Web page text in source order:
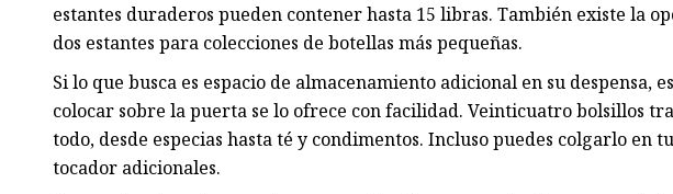
estantes duraderos pueden contener hasta 15 libras. También existe la
dos estantes para colecciones de botellas más pequeñas.
Si lo que busca es espacio de almacenamiento adicional en su despensa,
colocar sobre la puerta se lo ofrece con facilidad. Veinticuatro bolsillos
todo, desde especias hasta té y condimentos. Incluso puedes colgarlo en
tocador adicionales.